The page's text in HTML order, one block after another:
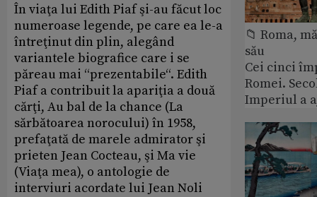
În viaţa lui Edith Piaf şi-au făcut loc
numeroase legende, pe care ea le-a
întreţinut din plin, alegând
variantele biografice care i se
păreau mai “prezentabile“. Edith
Piaf a contribuit la apariţia a două
cărţi, Au bal de la chance (La
sărbătoarea norocului) în 1958,
prefaţată de marele admirator şi
prieten Jean Cocteau, şi Ma vie
(Viaţa mea), o antologie de
interviuri acordate lui Jean Noli
📁 Roma,
său
Cei cinci
Romei.
Imperiul a